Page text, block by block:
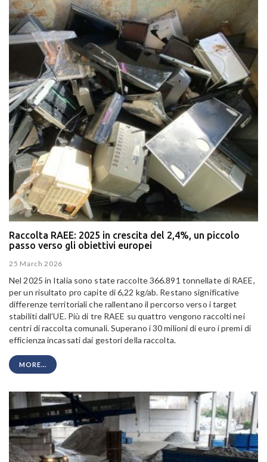
Raccolta RAEE: 2025 in crescita del 2,4%, un piccolo
passo verso gli obiettivi europei
25 March 2026
Nel 2025 in Italia sono state raccolte 366.891 tonnellate di RAEE,
per un risultato pro capite di 6,22 kg/ab. Restano significative
differenze territoriali che rallentano il percorso verso i target
stabiliti dall’UE. Più di tre RAEE su quattro vengono raccolti nei
centri di raccolta comunali. Superano i 30 milioni di euro i premi di
efficienza incassati dai gestori della raccolta.
MORE...